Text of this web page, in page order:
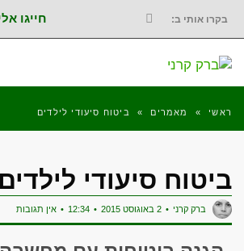
בקרו אותי ב:
FACEBOOK
חייגו אלינו: 077-
ראשי » מאמרים » ביטוח סיעודי לילדים
ביטוח סיעודי לילדים
ברק קרני 2 באוגוסט 2015 12:34 אין תגובות